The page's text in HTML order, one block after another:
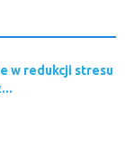
w redukcji stresu